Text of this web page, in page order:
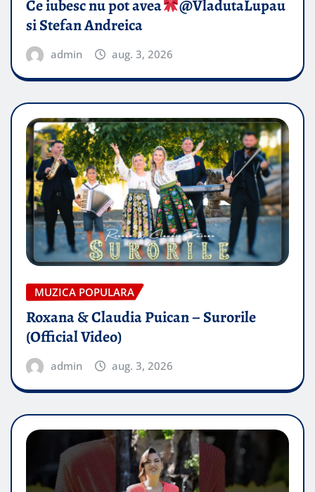
Ce iubesc nu pot avea
​@VladutaLupau
si Stefan Andreica
admin aug. 3, 2026
MUZICA POPULARA
Roxana & Claudia Puican – Surorile
(Official Video)
admin aug. 3, 2026